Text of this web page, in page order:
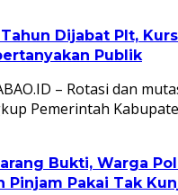
Dijabat Plt,
Publik
– Rotasi dan
Pemerintah
Bukti, Warga
Pinjam Pakai Tak